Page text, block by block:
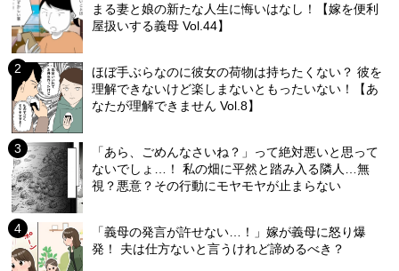
まる妻と娘の新たな人生に悔いはなし！【嫁を便利
屋扱いする義母 Vol.44】
ほぼ手ぶらなのに彼女の荷物は持ちたくない？ 彼を
理解できないけど楽しまないともったいない！【あ
なたが理解できません Vol.8】
「あら、ごめんなさいね？」って絶対悪いと思って
ないでしょ…！ 私の畑に平然と踏み入る隣人…無
視？悪意？その行動にモヤモヤが止まらない
「義母の発言が許せない…！」嫁が義母に怒り爆
発！ 夫は仕方ないと言うけれど諦めるべき？